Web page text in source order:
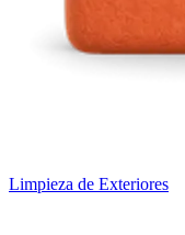
Limpieza de Exteriores